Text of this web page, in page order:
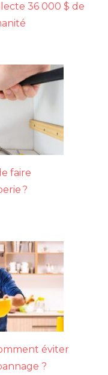
36 000 $ de
faire
?
éviter
?